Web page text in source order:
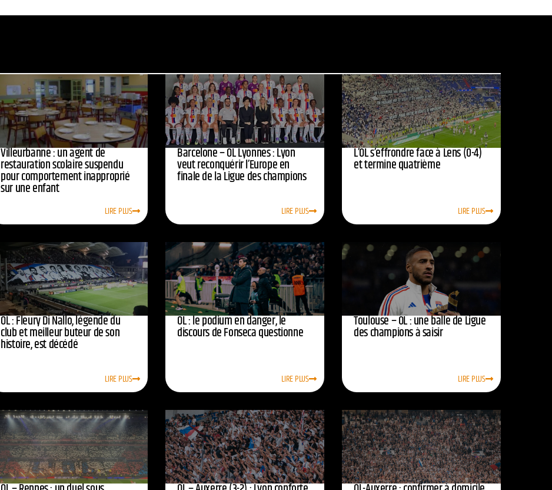
Villeurbanne : un agent de
restauration scolaire suspendu
pour comportement inapproprié
sur une enfant
LIRE PLUS
Barcelone – OL Lyonnes : Lyon
veut reconquérir l’Europe en
finale de la Ligue des champions
LIRE PLUS
L’OL s’effrondre face à Lens (0-4)
et termine quatrième
LIRE PLUS
OL : Fleury Di Nallo, légende du
club et meilleur buteur de son
histoire, est décédé
LIRE PLUS
OL : le podium en danger, le
discours de Fonseca questionne
LIRE PLUS
Toulouse – OL : une balle de Ligue
des champions à saisir
LIRE PLUS